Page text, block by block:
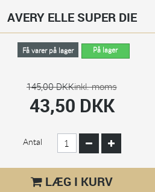
AVERY ELLE SUPER DIE
Få varer på lager På lager
145,00 DKKinkl. moms
43,50 DKK
Antal
LÆG I KURV